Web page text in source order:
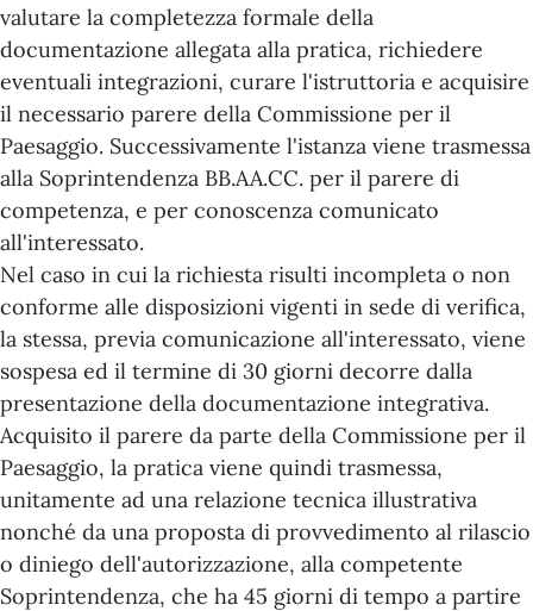
valutare la completezza formale della
documentazione allegata alla pratica, richiedere
eventuali integrazioni, curare l'istruttoria e acquisire
il necessario parere della Commissione per il
Paesaggio. Successivamente l'istanza viene trasmessa
alla Soprintendenza BB.AA.CC. per il parere di
competenza, e per conoscenza comunicato
all'interessato.
Nel caso in cui la richiesta risulti incompleta o non
conforme alle disposizioni vigenti in sede di verifica,
la stessa, previa comunicazione all'interessato, viene
sospesa ed il termine di 30 giorni decorre dalla
presentazione della documentazione integrativa.
Acquisito il parere da parte della Commissione per il
Paesaggio, la pratica viene quindi trasmessa,
unitamente ad una relazione tecnica illustrativa
nonché da una proposta di provvedimento al rilascio
o diniego dell'autorizzazione, alla competente
Soprintendenza, che ha 45 giorni di tempo a partire